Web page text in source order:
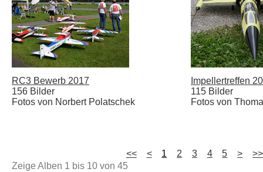
RC3 Bewerb 2017
156 Bilder
Fotos von Norbert Polatschek
Impellertreffen
115 Bilder
Fotos von
<< < 1 2 3 4 5 >
>>
Zeige Alben 1 bis 10 von 45